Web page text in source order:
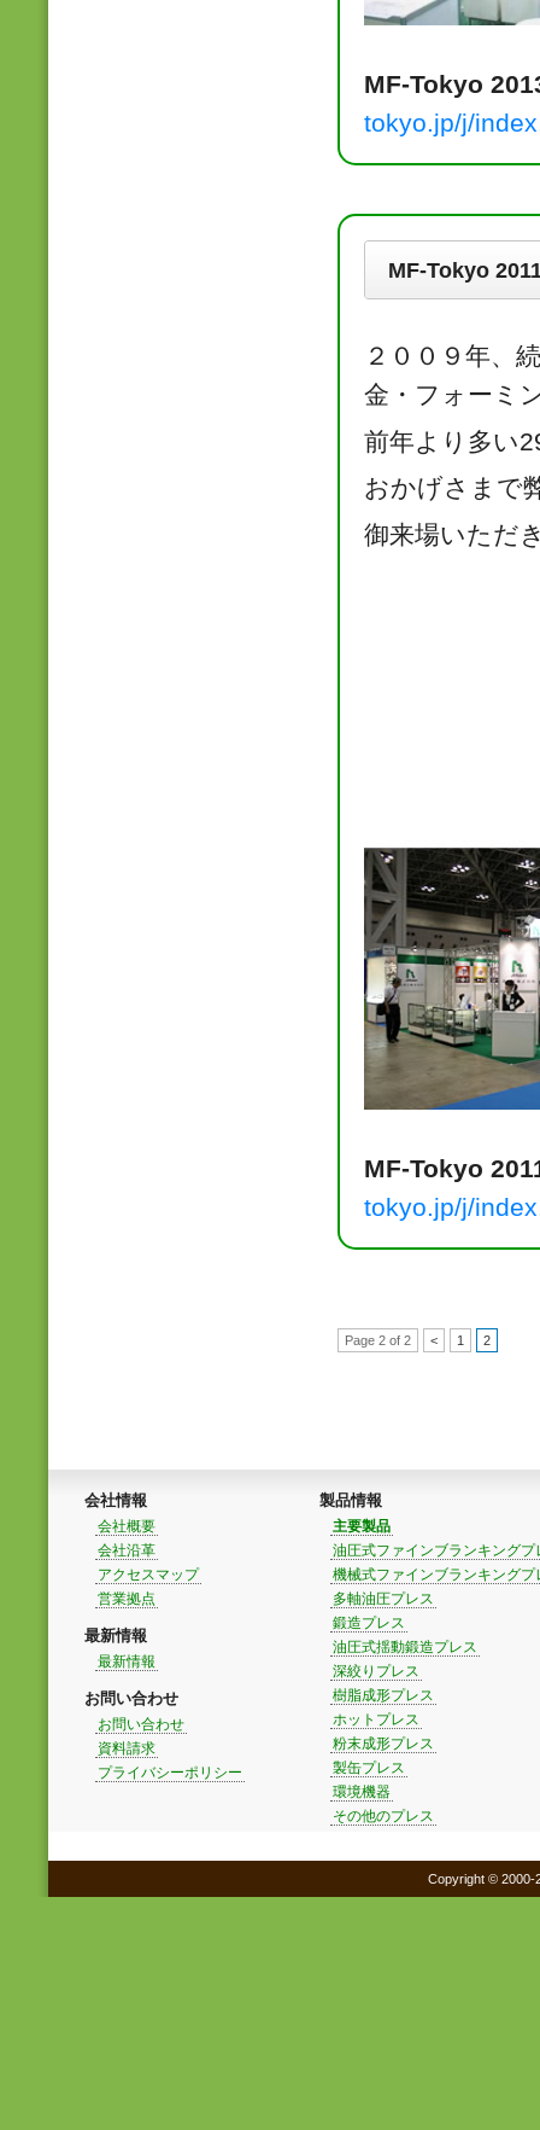
MF-Tokyo
tokyo.jp/j/
MF-Tokyo
２００９年、
金・フォーミ
前年より多い
おかげさまで
御来場いただ
MF-Tokyo
tokyo.jp/j/
Page 2 of 2 < 1 2
会社情報
会社概要
会社沿革
アクセスマップ
営業拠点
最新情報
最新情報
お問い合わせ
お問い合わせ
資料請求
プライバシーポリシー
製品情報
主要製品
油圧式ファインブランキングプ
機械式ファインブランキングプ
多軸油圧プレス
鍛造プレス
油圧式揺動鍛造プレス
深絞りプレス
樹脂成形プレス
ホットプレス
粉末成形プレス
製缶プレス
環境機器
その他のプレス
Copyright © 2000-